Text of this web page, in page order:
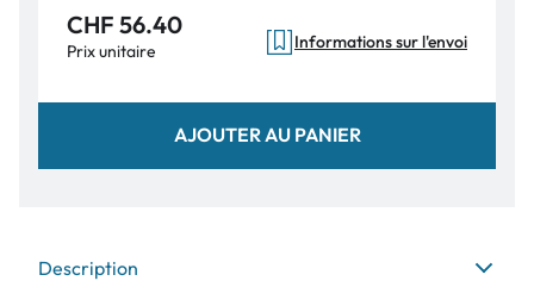
CHF 56.40
Prix unitaire Informations sur l'envoi
AJOUTER AU PANIER
Description